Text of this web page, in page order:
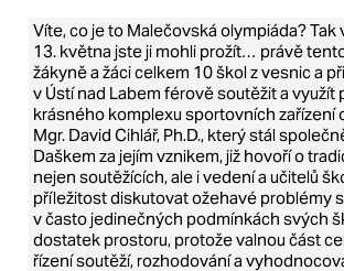
Víte, co je to Malečovská olympiáda? Tak
13. května jste ji mohli prožít… právě
žákyně a žáci celkem 10 škol z vesnic a
v Ústí nad Labem férově soutěžit a využít
krásného komplexu sportovních zařízení
Mgr. David Cihlář, Ph.D., který stál
Daškem za jejím vznikem, již hovoří o
nejen soutěžících, ale i vedení a učitelů
příležitost diskutovat ožehavé problémy
v často jedinečných podmínkách svých
dostatek prostoru, protože valnou část
řízení soutěží, rozhodování a